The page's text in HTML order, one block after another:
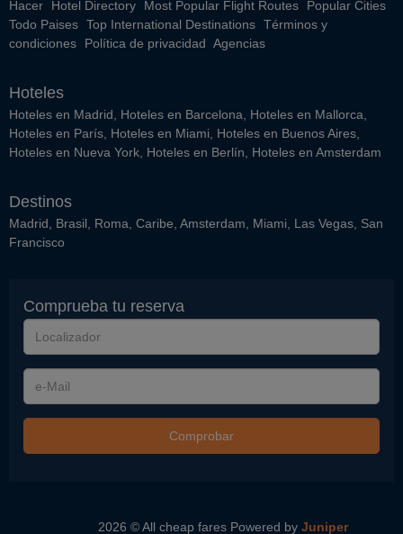
Hacer
Hotel Directory Most Popular Flight Routes
Popular Cities
Todo Paises Top International Destinations Términos y
condiciones
Política de privacidad Agencias
Hoteles
Hoteles en Madrid Hoteles en Barcelona Hoteles en Mallorca
Hoteles en París Hoteles en Miami Hoteles en Buenos Aires
Hoteles en Nueva York Hoteles en Berlín Hoteles en Amsterdam
Destinos
Madrid Brasil Roma Caribe Amsterdam Miami Las Vegas San
Francisco
Comprueba tu reserva
Localizador
e-
Mail
Comprobar
2026 © All cheap fares Powered by Juniper